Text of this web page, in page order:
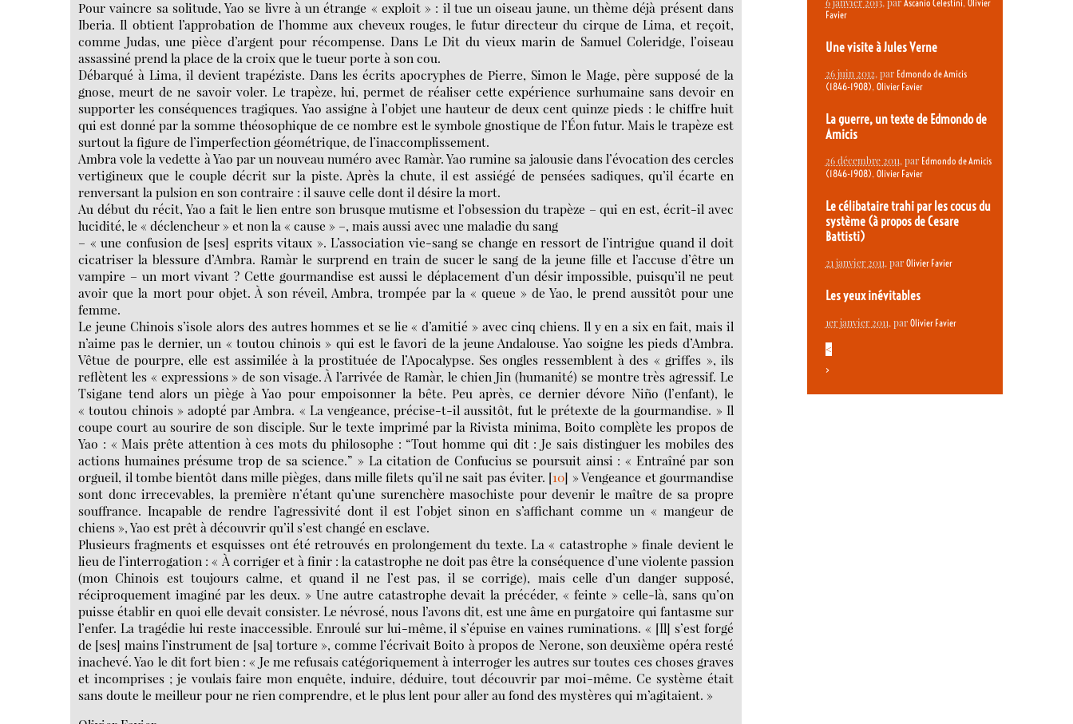
Pour vaincre sa solitude, Yao se livre à un étrange « exploit » : il tue un oiseau jaune, un thème déjà présent dans
Iberia. Il obtient l’approbation de l’homme aux cheveux rouges, le futur directeur du cirque de Lima, et reçoit,
comme Judas, une pièce d’argent pour récompense. Dans Le Dit du vieux marin de Samuel Coleridge, l’oiseau
assassiné prend la place de la croix que le tueur porte à son cou.
Débarqué à Lima, il devient trapéziste. Dans les écrits apocryphes de Pierre, Simon le Mage, père supposé de la
gnose, meurt de ne savoir voler. Le trapèze, lui, permet de réaliser cette expérience surhumaine sans devoir en
supporter les conséquences tragiques. Yao assigne à l’objet une hauteur de deux cent quinze pieds : le chiffre huit
qui est donné par la somme théosophique de ce nombre est le symbole gnostique de l’Éon futur. Mais le trapèze est
surtout la figure de l’imperfection géométrique, de l’inaccomplissement.
Ambra vole la vedette à Yao par un nouveau numéro avec Ramàr. Yao rumine sa jalousie dans l’évocation des cercles
vertigineux que le couple décrit sur la piste. Après la chute, il est assiégé de pensées sadiques, qu’il écarte en
renversant la pulsion en son contraire : il sauve celle dont il désire la mort.
Au début du récit, Yao a fait le lien entre son brusque mutisme et l’obsession du trapèze – qui en est, écrit-il avec
lucidité, le « déclencheur » et non la « cause » –, mais aussi avec une maladie du sang
– « une confusion de [ses] esprits vitaux ». L’association vie-sang se change en ressort de l’intrigue quand il doit
cicatriser la blessure d’Ambra. Ramàr le surprend en train de sucer le sang de la jeune fille et l’accuse d’être un
vampire – un mort vivant ? Cette gourmandise est aussi le déplacement d’un désir impossible, puisqu’il ne peut
avoir que la mort pour objet. À son réveil, Ambra, trompée par la « queue » de Yao, le prend aussitôt pour une
femme.
Le jeune Chinois s’isole alors des autres hommes et se lie « d’amitié » avec cinq chiens. Il y en a six en fait, mais il
n’aime pas le dernier, un « toutou chinois » qui est le favori de la jeune Andalouse. Yao soigne les pieds d’Ambra.
Vêtue de pourpre, elle est assimilée à la prostituée de l’Apocalypse. Ses ongles ressemblent à des « griffes », ils
reflètent les « expressions » de son visage. À l’arrivée de Ramàr, le chien Jin (humanité) se montre très agressif. Le
Tsigane tend alors un piège à Yao pour empoisonner la bête. Peu après, ce dernier dévore Niño (l’enfant), le
« toutou chinois » adopté par Ambra. « La vengeance, précise-t-il aussitôt, fut le prétexte de la gourmandise. » Il
coupe court au sourire de son disciple. Sur le texte imprimé par la Rivista minima, Boito complète les propos de
Yao : « Mais prête attention à ces mots du philosophe : “Tout homme qui dit : Je sais distinguer les mobiles des
actions humaines présume trop de sa science.” » La citation de Confucius se poursuit ainsi : « Entraîné par son
orgueil, il tombe bientôt dans mille pièges, dans mille filets qu’il ne sait pas éviter. [10] » Vengeance et gourmandise
sont donc irrecevables, la première n’étant qu’une surenchère masochiste pour devenir le maître de sa propre
souffrance. Incapable de rendre l’agressivité dont il est l’objet sinon en s’affichant comme un « mangeur de
chiens », Yao est prêt à découvrir qu’il s’est changé en esclave.
Plusieurs fragments et esquisses ont été retrouvés en prolongement du texte. La « catastrophe » finale devient le
lieu de l’interrogation : « À corriger et à finir : la catastrophe ne doit pas être la conséquence d’une violente passion
(mon Chinois est toujours calme, et quand il ne l’est pas, il se corrige), mais celle d’un danger supposé,
réciproquement imaginé par les deux. » Une autre catastrophe devait la précéder, « feinte » celle-là, sans qu’on
puisse établir en quoi elle devait consister. Le névrosé, nous l’avons dit, est une âme en purgatoire qui fantasme sur
l’enfer. La tragédie lui reste inaccessible. Enroulé sur lui-même, il s’épuise en vaines ruminations. « [Il] s’est forgé
de [ses] mains l’instrument de [sa] torture », comme l’écrivait Boito à propos de Nerone, son deuxième opéra resté
inachevé. Yao le dit fort bien : « Je me refusais catégoriquement à interroger les autres sur toutes ces choses graves
et incomprises ; je voulais faire mon enquête, induire, déduire, tout découvrir par moi-même. Ce système était
sans doute le meilleur pour ne rien comprendre, et le plus lent pour aller au fond des mystères qui m’agitaient. »
6 janvier 2013, par Ascanio Celestini, Olivier
Favier
Une visite à Jules Verne
26 juin 2012, par Edmondo de Amicis
(1846-1908), Olivier Favier
La guerre, un texte de Edmondo de
Amicis
26 décembre 2011, par Edmondo de Amicis
(1846-1908), Olivier Favier
Le célibataire trahi par les cocus du
système (à propos de Cesare
Battisti)
21 janvier 2011, par Olivier Favier
Les yeux inévitables
1er janvier 2011, par Olivier Favier
<
>